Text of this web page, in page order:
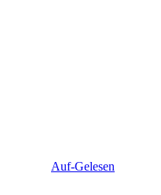
Auf-Gelesen